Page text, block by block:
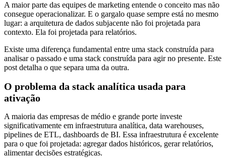
A maior parte das equipes de marketing entende o conceito mas não
consegue operacionalizar. E o gargalo quase sempre está no mesmo
lugar: a arquitetura de dados subjacente não foi projetada para
contexto. Ela foi projetada para relatórios.
Existe uma diferença fundamental entre uma stack construída para
analisar o passado e uma stack construída para agir no presente. Este
post detalha o que separa uma da outra.
O problema da stack analítica usada para
ativação
A maioria das empresas de médio e grande porte investe
significativamente em infraestrutura analítica, data warehouses,
pipelines de ETL, dashboards de BI. Essa infraestrutura é excelente
para o que foi projetada: agregar dados históricos, gerar relatórios,
alimentar decisões estratégicas.